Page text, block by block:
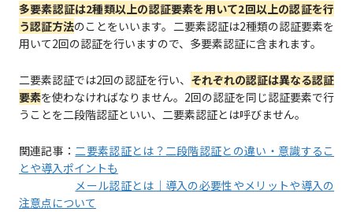
多要素認証は2種類以上の認証要素を用いて2回以上の認証を行
う認証方法のことをいいます。二要素認証は2種類の認証要素を
用いて2回の認証を行いますので、多要素認証に含まれます。
二要素認証では2回の認証を行い、 それぞれの認証は異なる認証
要素を使わなければなりません。2回の認証を同じ認証要素で行
うことを二段階認証といい、二要素認証とは呼びません。
関連記事：二要素認証とは？二段階認証との違い・意識するこ
とや導入ポイントも
メール認証とは｜導入の必要性やメリットや導入の
注意点について